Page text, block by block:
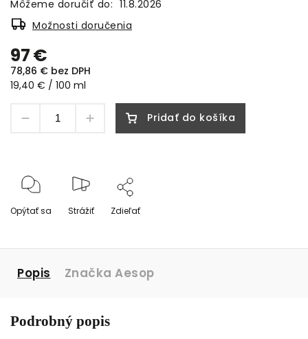
97 €
78,86 € bez DPH
19,40 € / 100 ml
Môžeme doručiť do: 11.8.2026
Možnosti doručenia
Pridať do košíka
Opýtať sa Strážiť Zdieľať
Popis Značka Aesop
Podrobný popis